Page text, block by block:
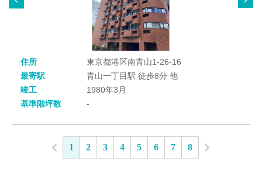
住所
東京都港区南青山1-26-16
最寄駅
青山一丁目駅 徒歩8分 他
竣工
1980年3月
基準階坪数
-
1 2 3 4 5 6 7 8